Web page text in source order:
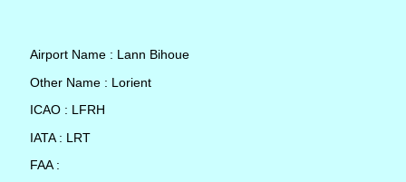
Airport Name : Lann Bihoue
Other Name : Lorient
ICAO : LFRH
IATA : LRT
FAA :